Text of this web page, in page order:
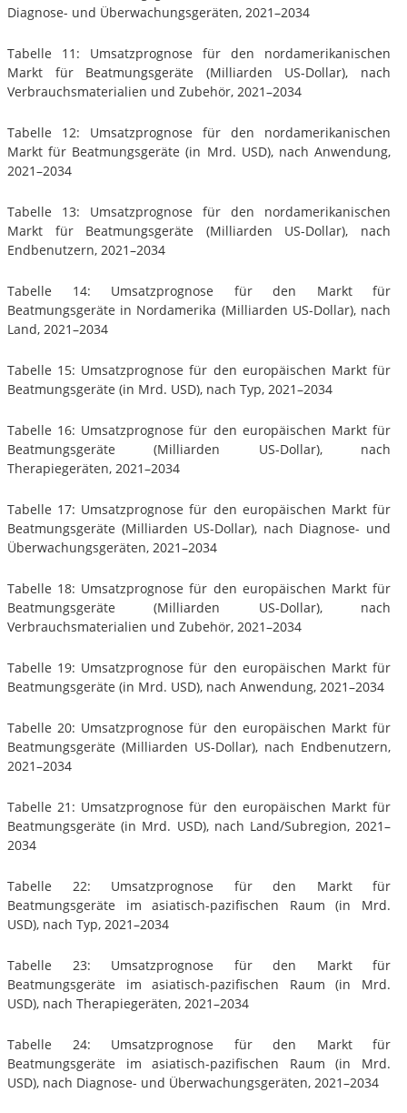
Diagnose- und Überwachungsgeräten, 2021–2034
Tabelle 11: Umsatzprognose für den nordamerikanischen
Markt für Beatmungsgeräte (Milliarden US-Dollar), nach
Verbrauchsmaterialien und Zubehör, 2021–2034
Tabelle 12: Umsatzprognose für den nordamerikanischen
Markt für Beatmungsgeräte (in Mrd. USD), nach Anwendung,
2021–2034
Tabelle 13: Umsatzprognose für den nordamerikanischen
Markt für Beatmungsgeräte (Milliarden US-Dollar), nach
Endbenutzern, 2021–2034
Tabelle 14: Umsatzprognose für den Markt für
Beatmungsgeräte in Nordamerika (Milliarden US-Dollar), nach
Land, 2021–2034
Tabelle 15: Umsatzprognose für den europäischen Markt für
Beatmungsgeräte (in Mrd. USD), nach Typ, 2021–2034
Tabelle 16: Umsatzprognose für den europäischen Markt für
Beatmungsgeräte (Milliarden US-Dollar), nach
Therapiegeräten, 2021–2034
Tabelle 17: Umsatzprognose für den europäischen Markt für
Beatmungsgeräte (Milliarden US-Dollar), nach Diagnose- und
Überwachungsgeräten, 2021–2034
Tabelle 18: Umsatzprognose für den europäischen Markt für
Beatmungsgeräte (Milliarden US-Dollar), nach
Verbrauchsmaterialien und Zubehör, 2021–2034
Tabelle 19: Umsatzprognose für den europäischen Markt für
Beatmungsgeräte (in Mrd. USD), nach Anwendung, 2021–2034
Tabelle 20: Umsatzprognose für den europäischen Markt für
Beatmungsgeräte (Milliarden US-Dollar), nach Endbenutzern,
2021–2034
Tabelle 21: Umsatzprognose für den europäischen Markt für
Beatmungsgeräte (in Mrd. USD), nach Land/Subregion, 2021–
2034
Tabelle 22: Umsatzprognose für den Markt für
Beatmungsgeräte im asiatisch-pazifischen Raum (in Mrd.
USD), nach Typ, 2021–2034
Tabelle 23: Umsatzprognose für den Markt für
Beatmungsgeräte im asiatisch-pazifischen Raum (in Mrd.
USD), nach Therapiegeräten, 2021–2034
Tabelle 24: Umsatzprognose für den Markt für
Beatmungsgeräte im asiatisch-pazifischen Raum (in Mrd.
USD), nach Diagnose- und Überwachungsgeräten, 2021–2034